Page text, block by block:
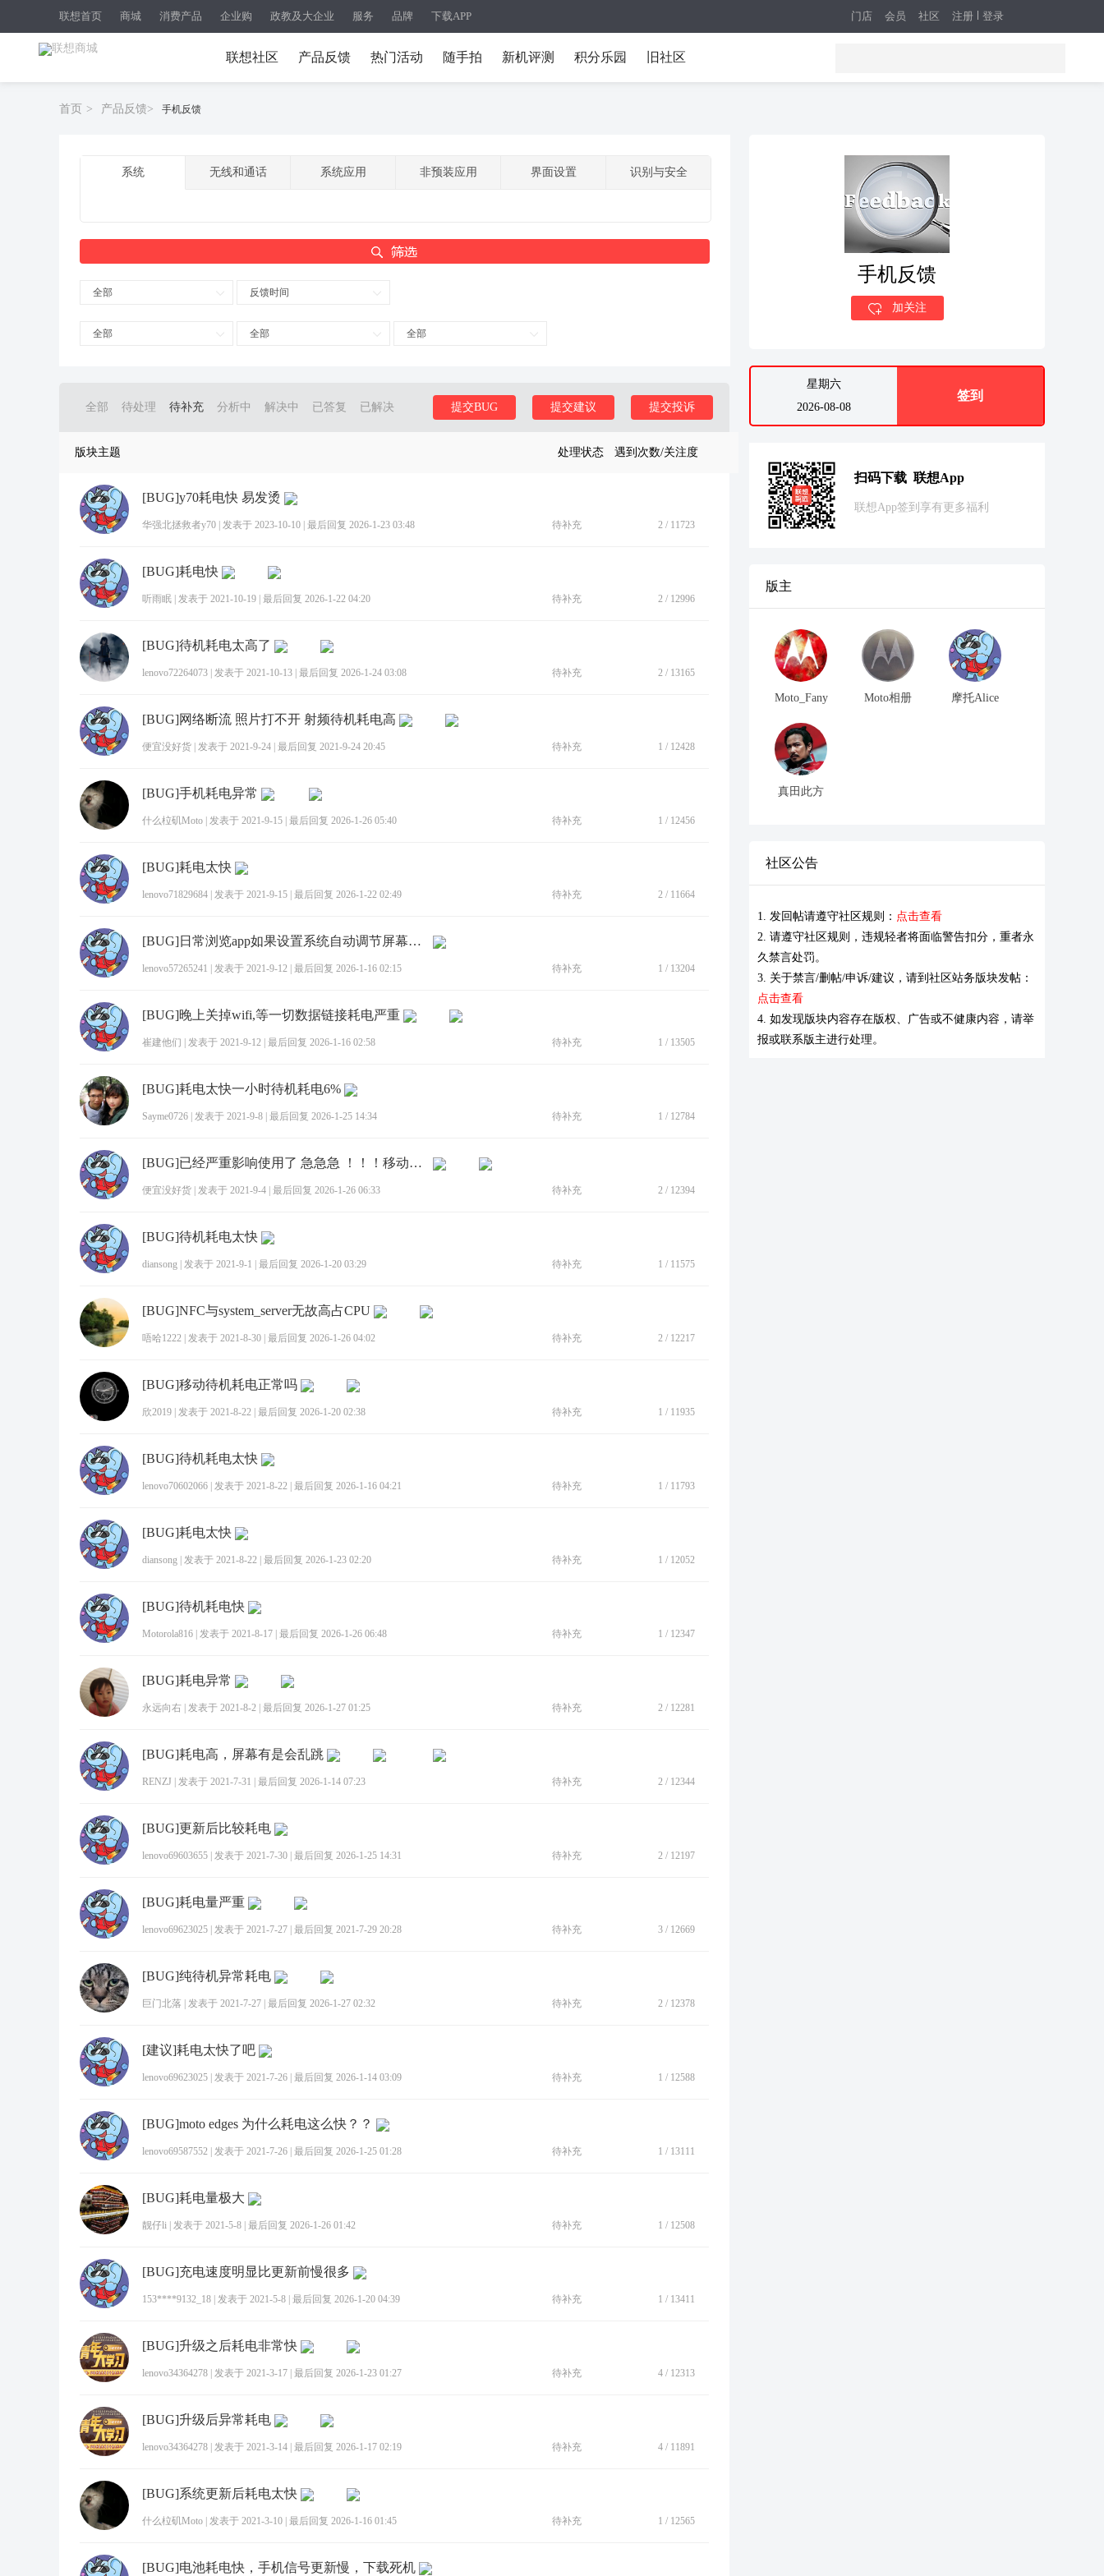
联想首页 商城 消费产品 企业购 政教及大企业 服务 品牌 下载APP 注册 登录
门店 会员 社区
联想社区 产品反馈 热门活动 随手拍 新机评测 积分乐园 旧社区
首页 > 产品反馈> 手机反馈
系统 无线和通话 系统应用 非预装应用 界面设置 识别与安全
全部 反馈时间
全部 全部 全部
全部 待处理 待补充 分析中 解决中 已答复 已解决 提交投诉
提交建议
提交BUG
版块主题 处理状态 遇到次数/关注度
[BUG]y70耗电快 易发烫
华强北拯救者y70 发表于 2023-10-10 最后回复 2026-1-23 03:48 待补充 2 / 11723
[BUG]耗电快
听雨眠 发表于 2021-10-19 最后回复 2026-1-22 04:20 待补充 2 / 12996
[BUG]待机耗电太高了
lenovo72264073 发表于 2021-10-13 最后回复 2026-1-24 03:08 待补充 2 / 13165
[BUG]网络断流 照片打不开 射频待机耗电高
便宜没好货 发表于 2021-9-24 最后回复 2021-9-24 20:45 待补充 1 / 12428
[BUG]手机耗电异常
什么柆矶Moto 发表于 2021-9-15 最后回复 2026-1-26 05:40 待补充 1 / 12456
[BUG]耗电太快
lenovo71829684 发表于 2021-9-15 最后回复 2026-1-22 02:49 待补充 2 / 11664
[BUG]日常浏览app如果设置系统自动调节屏幕刷新率，手机会发热且耗电很快
lenovo57265241 发表于 2021-9-12 最后回复 2026-1-16 02:15 待补充 1 / 13204
[BUG]晚上关掉wifi,等一切数据链接耗电严重
崔建他们 发表于 2021-9-12 最后回复 2026-1-16 02:58 待补充 1 / 13505
[BUG]耗电太快一小时待机耗电6%
Sayme0726 发表于 2021-9-8 最后回复 2026-1-25 14:34 待补充 1 / 12784
[BUG]已经严重影响使用了 急急急 ！！！移动网络待机耗电太高 拍照相片打不开
便宜没好货 发表于 2021-9-4 最后回复 2026-1-26 06:33 待补充 2 / 12394
[BUG]待机耗电太快
diansong 发表于 2021-9-1 最后回复 2026-1-20 03:29 待补充 1 / 11575
[BUG]NFC与system_server无故高占CPU
唔哈1222 发表于 2021-8-30 最后回复 2026-1-26 04:02 待补充 2 / 12217
[BUG]移动待机耗电正常吗
欣2019 发表于 2021-8-22 最后回复 2026-1-20 02:38 待补充 1 / 11935
[BUG]待机耗电太快
lenovo70602066 发表于 2021-8-22 最后回复 2026-1-16 04:21 待补充 1 / 11793
[BUG]耗电太快
diansong 发表于 2021-8-22 最后回复 2026-1-23 02:20 待补充 1 / 12052
[BUG]待机耗电快
Motorola816 发表于 2021-8-17 最后回复 2026-1-26 06:48 待补充 1 / 12347
[BUG]耗电异常
永远向右 发表于 2021-8-2 最后回复 2026-1-27 01:25 待补充 2 / 12281
[BUG]耗电高，屏幕有是会乱跳
RENZJ 发表于 2021-7-31 最后回复 2026-1-14 07:23 待补充 2 / 12344
[BUG]更新后比较耗电
lenovo69603655 发表于 2021-7-30 最后回复 2026-1-25 14:31 待补充 2 / 12197
[BUG]耗电量严重
lenovo69623025 发表于 2021-7-27 最后回复 2021-7-29 20:28 待补充 3 / 12669
[BUG]纯待机异常耗电
巨门北落 发表于 2021-7-27 最后回复 2026-1-27 02:32 待补充 2 / 12378
[建议]耗电太快了吧
lenovo69623025 发表于 2021-7-26 最后回复 2026-1-14 03:09 待补充 1 / 12588
[BUG]moto edges 为什么耗电这么快？？
lenovo69587552 发表于 2021-7-26 最后回复 2026-1-25 01:28 待补充 1 / 13111
[BUG]耗电量极大
靓仔li 发表于 2021-5-8 最后回复 2026-1-26 01:42 待补充 1 / 12508
[BUG]充电速度明显比更新前慢很多
153****9132_18 发表于 2021-5-8 最后回复 2026-1-20 04:39 待补充 1 / 13411
[BUG]升级之后耗电非常快
lenovo34364278 发表于 2021-3-17 最后回复 2026-1-23 01:27 待补充 4 / 12313
[BUG]升级后异常耗电
lenovo34364278 发表于 2021-3-14 最后回复 2026-1-17 02:19 待补充 4 / 11891
[BUG]系统更新后耗电太快
什么柆矶Moto 发表于 2021-3-10 最后回复 2026-1-16 01:45 待补充 1 / 12565
[BUG]电池耗电快，手机信号更新慢，下载死机
手机反馈
加关注
星期六
2026-08-08
签到
扫码下载 联想App
联想App签到享有更多福利
版主
Moto_Fany Moto相册 摩托Alice
真田此方
社区公告
1. 发回帖请遵守社区规则： 点击查看
2. 请遵守社区规则，违规轻者将面临警告扣分，重者永
久禁言处罚。
3. 关于禁言/删帖/申诉/建议，请到社区站务版块发帖：
点击查看
4. 如发现版块内容存在版权、广告或不健康内容，请举
报或联系版主进行处理。